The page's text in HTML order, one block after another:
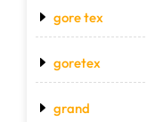
gore tex
goretex
grand